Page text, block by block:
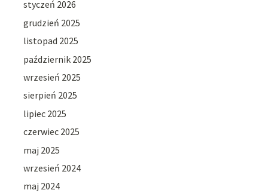
styczeń 2026
grudzień 2025
listopad 2025
październik 2025
wrzesień 2025
sierpień 2025
lipiec 2025
czerwiec 2025
maj 2025
wrzesień 2024
maj 2024